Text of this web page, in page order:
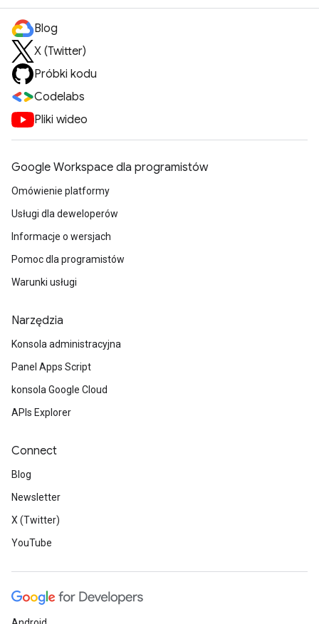
Blog
X (Twitter)
Próbki kodu
Codelabs
Pliki wideo
Google Workspace dla programistów
Omówienie platformy
Usługi dla deweloperów
Informacje o wersjach
Pomoc dla programistów
Warunki usługi
Narzędzia
Konsola administracyjna
Panel Apps Script
konsola Google Cloud
APIs Explorer
Connect
Blog
Newsletter
X (Twitter)
YouTube